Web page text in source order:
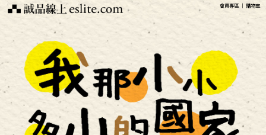
會員專區 ｜ 購物車